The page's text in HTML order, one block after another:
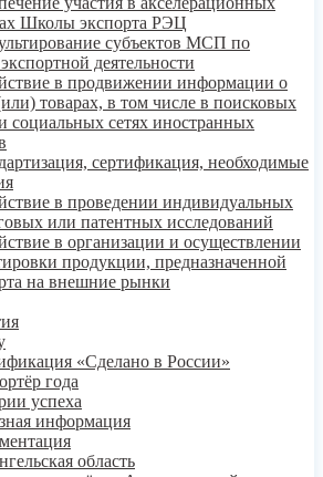
Школы экспорта РЭЦ
субъектов МСП по
деятельности
в продвижении информации о
товарах, в том числе в поисковых
социальных сетях иностранных
сертификация, необходимые
в проведении индивидуальных
или патентных исследований
в организации и осуществлении
продукции, предназначенной
на внешние рынки
«Сделано в России»
года
успеха
информация
область